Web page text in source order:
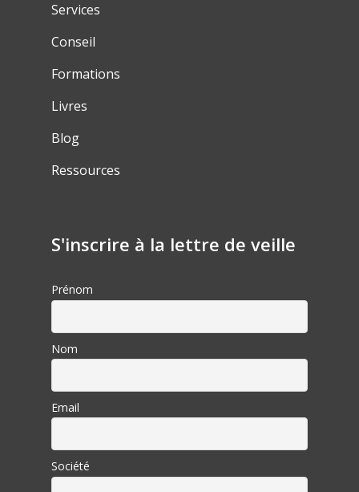
Services
Conseil
Formations
Livres
Blog
Ressources
S'inscrire à la lettre de veille
Prénom
Nom
Email
Société